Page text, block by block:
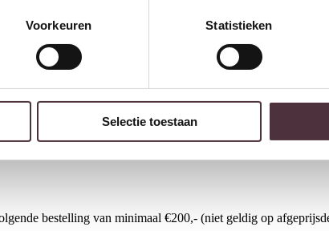
Voorkeuren Statistieken
Selectie toestaan
Gratisthuis bezorgd boven
2 jaar CBWgarantie
Ruim2500m2 showroom
€1.195,00
bestelling van minimaal €200,- (niet geldig op